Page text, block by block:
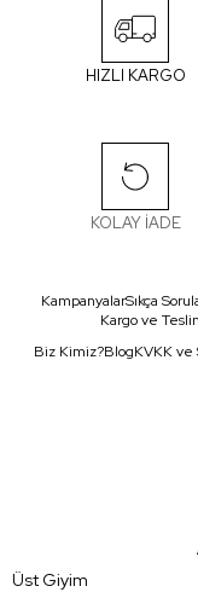
HIZLI KARGO
KOLAY İADE
KampanyalarSıkça
Kargo ve
Biz Kimiz?BlogKVKK
Üst Giyim